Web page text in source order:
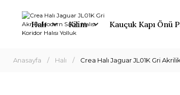
Halı Kilim Kauçuk Kapı Önü
Anasayfa Halı Crea Halı Jaguar JL01K Gri